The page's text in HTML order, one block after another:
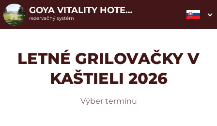
GOYA VITALITY HOTEL****
rezervačný systém
LETNÉ GRILOVAČKY V
KAŠTIELI 2026
Výber termínu